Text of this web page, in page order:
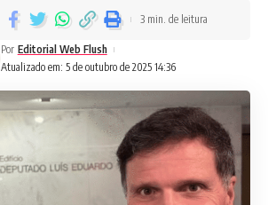
Atualizado em: 5 de outubro de 2025 14:36
Por Editorial Web Flush
3 min. de leitura